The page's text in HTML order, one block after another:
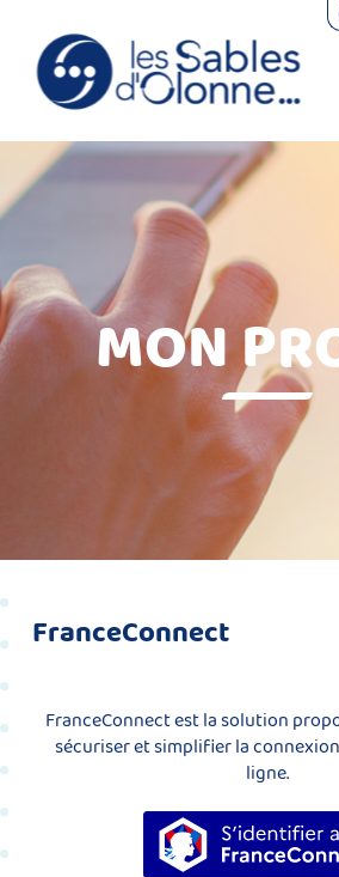
Démarches
MON
FranceConnect
FranceConnect est la solution
sécuriser et simplifier la
ligne.